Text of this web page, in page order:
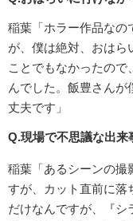
稲葉「ホラー作品なの
が、僕は絶対、おはら
ことでもなかったの
んでした。飯豊さん
丈夫です」
Q.現場で不思議な出来
稲葉「あるシーンの撮
すが、カット直前に落
だけなんですが、『シ